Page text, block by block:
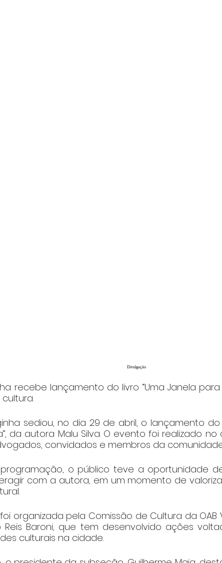
Divulgação
recebe lançamento do livro “Uma Janela
sediou, no dia 29 de abril, o lançamento do
da autora Malu Silva. O evento foi realizado
convidados e membros da
o público teve a oportunidade
com a autora, em um momento de
organizada pela Comissão de Cultura da OAB
Reis Baroni, que tem desenvolvido ações
culturais na cidade.